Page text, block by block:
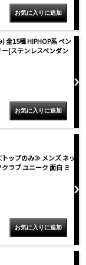
全15種 HIPHOP系 ペン
[ステンレスペンダン
ップのみ≫ メンズ ネッ
ラブ ユニーク 面白 ミ